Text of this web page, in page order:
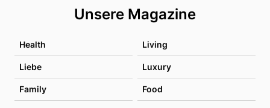
Unsere Magazine
Health Living
Liebe Luxury
Family Food